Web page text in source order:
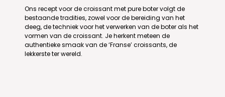
Ons recept voor de croissant met pure boter volgt de
bestaande tradities, zowel voor de bereiding van het
deeg, de techniek voor het verwerken van de boter als het
vormen van de croissant. Je herkent meteen de
authentieke smaak van de ‘Franse’ croissants, de
lekkerste ter wereld.